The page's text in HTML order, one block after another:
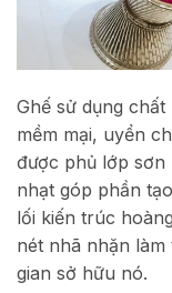
Ghế sử dụng
mềm mại, uyển
được phủ lớp sơn
nhạt góp phần
lối kiến trúc
nét nhã nhặn
gian sở hữu nó.